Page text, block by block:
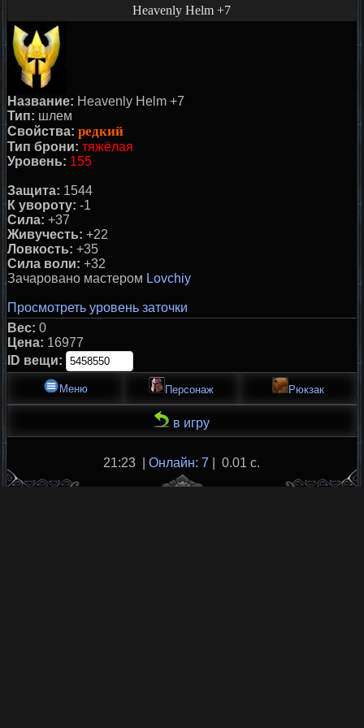
Heavenly Helm +7
Название: Heavenly Helm +7
Тип: шлем
Свойства: редкий
Тип брони: тяжёлая
Уровень: 155
Защита: 1544
К увороту: -1
Сила: +37
Живучесть: +22
Ловкость: +35
Сила воли: +32
Зачаровано маcтером Lovchiy
Просмотреть уровень заточки
Вес: 0
Цена: 16977
ID вещи:
Меню Персонаж Рюкзак
в игру
21:23 |Онлайн: 7 | 0.01 с.